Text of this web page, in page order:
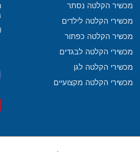
מכשיר הקלטה נסתר
מכשירי הקלטה לילדים
מכשיר הקלטה כפתור
מכשירי הקלטה לבגדים
מכשירי הקלטה לגן
מכשירי הקלטה מקצועיים